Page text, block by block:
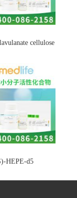
cellulose
HEPE-d5